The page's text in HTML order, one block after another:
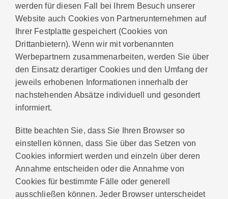
werden für diesen Fall bei Ihrem Besuch unserer
Website auch Cookies von Partnerunternehmen auf
Ihrer Festplatte gespeichert (Cookies von
Drittanbietern). Wenn wir mit vorbenannten
Werbepartnern zusammenarbeiten, werden Sie über
den Einsatz derartiger Cookies und den Umfang der
jeweils erhobenen Informationen innerhalb der
nachstehenden Absätze individuell und gesondert
informiert.
Bitte beachten Sie, dass Sie Ihren Browser so
einstellen können, dass Sie über das Setzen von
Cookies informiert werden und einzeln über deren
Annahme entscheiden oder die Annahme von
Cookies für bestimmte Fälle oder generell
ausschließen können. Jeder Browser unterscheidet